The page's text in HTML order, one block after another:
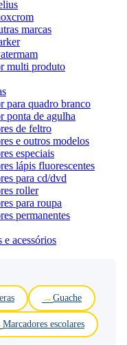
marcas
multi produto
para quadro branco
ponta de agulha
de feltro
e outros modelos
especiais
lápis fluorescentes
para cd/dvd
roller
para roupa
permanentes
e acessórios
Guache
Marcadores escolares